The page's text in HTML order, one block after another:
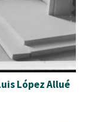
López Allué